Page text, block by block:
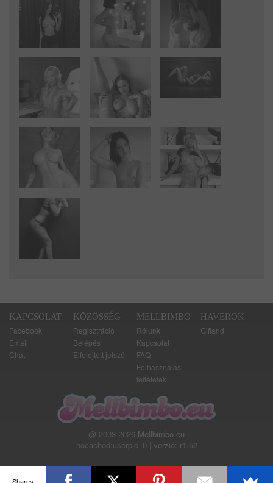
KAPCSOLAT
Facebook
Email
Chat
KÖZÖSSÉG
Regisztráció
Belépés
Elfelejtett jelszó
MELLBIMBO
Rólunk
Kapcsolat
FAQ
Felhasználási
feltételek
HAVEROK
Gifland
@ 2008-2026 Mellbimbo.eu
nocached:userpic_0 | verzió: r1.52
Shares